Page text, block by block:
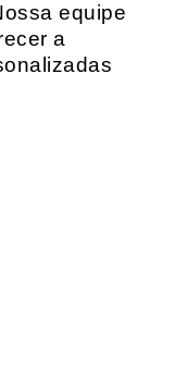
equipe
a